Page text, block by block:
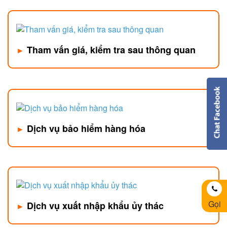
► Tham vấn giá, kiểm tra sau thông quan
► Dịch vụ bảo hiểm hàng hóa
► Dịch vụ xuất nhập khẩu ủy thác Gọi